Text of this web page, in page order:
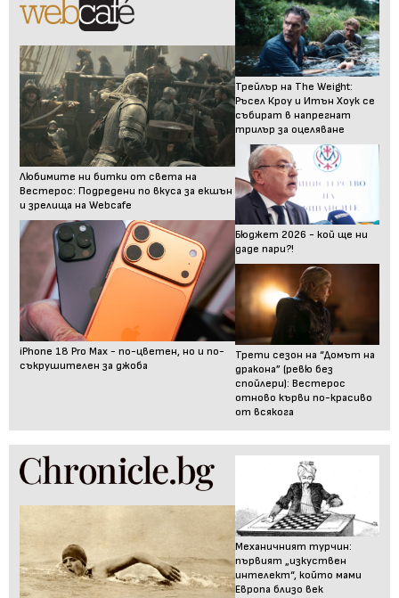
Любимите ни битки от света на
Вестерос: Подредени по вкуса за екшън
и зрелища на Webcafe
iPhone 18 Pro Max - по-цветен, но и по-
съкрушителен за джоба
Трейлър на The Weight:
Ръсел Кроу и Итън Хоук се
събират в напрегнат
трилър за оцеляване
Бюджет 2026 - кой ще ни
даде пари?!
Трети сезон на “Домът на
дракона” (ревю без
спойлери): Вестерос
отново кърви по-красиво
от всякога
Механичният турчин:
първият „изкуствен
интелект“, който мами
Европа близо век